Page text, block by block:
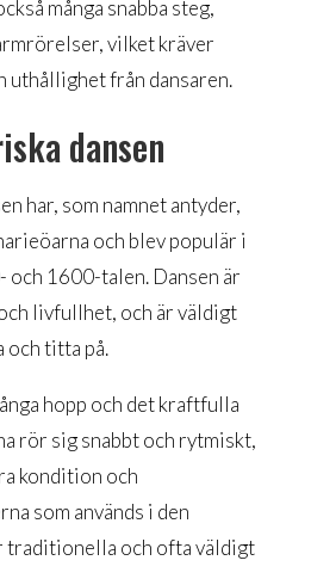
många snabba steg,
vilket kräver
uthållighet från dansaren.
dansen
har, som namnet antyder,
och blev populär i
och 1600-talen. Dansen är
livfullhet, och är väldigt
och titta på.
hopp och det kraftfulla
rör sig snabbt och rytmiskt,
kondition och
som används i den
traditionella och ofta väldigt